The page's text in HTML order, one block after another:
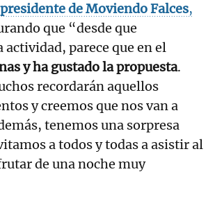
de Moviendo Falces,
que “desde que
actividad, parece que en el
y ha gustado la propuesta.
recordarán aquellos
y creemos que nos van a
tenemos una sorpresa
a todos y todas a asistir al
de una noche muy